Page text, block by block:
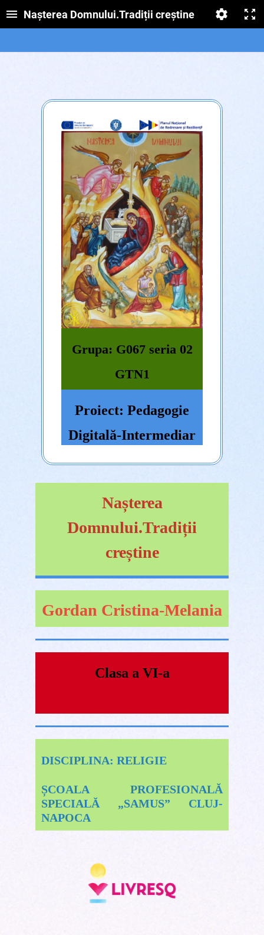
Nașterea Domnului.Tradiții creștine
Grupa: G067 seria 02
GTN1
Proiect: Pedagogie
Digitală-Intermediar
Nașterea
Domnului.Tradiții
creștine
Gordan Cristina-Melania
Clasa a VI-a
DISCIPLINA: RELIGIE
ȘCOALA PROFESIONALĂ
SPECIALĂ „SAMUS” CLUJ-
NAPOCA